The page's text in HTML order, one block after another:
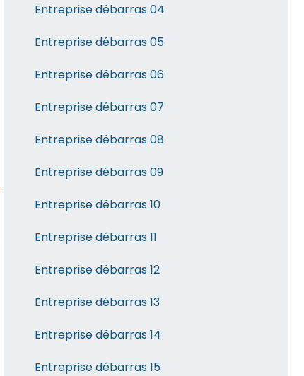
Entreprise débarras 04
Entreprise débarras 05
Entreprise débarras 06
Entreprise débarras 07
Entreprise débarras 08
Entreprise débarras 09
Entreprise débarras 10
Entreprise débarras 11
Entreprise débarras 12
Entreprise débarras 13
Entreprise débarras 14
Entreprise débarras 15